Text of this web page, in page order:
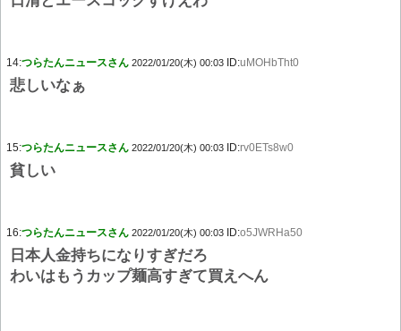
14:つらたんニュースさん 2022/01/20(木) 00:03 ID:uMOHbTht0
悲しいなぁ
15:つらたんニュースさん 2022/01/20(木) 00:03 ID:rv0ETs8w0
貧しい
16:つらたんニュースさん 2022/01/20(木) 00:03 ID:o5JWRHa50
日本人金持ちになりすぎだろ
わいはもうカップ麺高すぎて買えへん